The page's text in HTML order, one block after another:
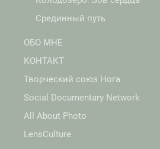
Срединный путь
ОБО МНЕ
КОНТАКТ
Творческий союз Нога
Social Documentary Network
All About Photo
LensCulture